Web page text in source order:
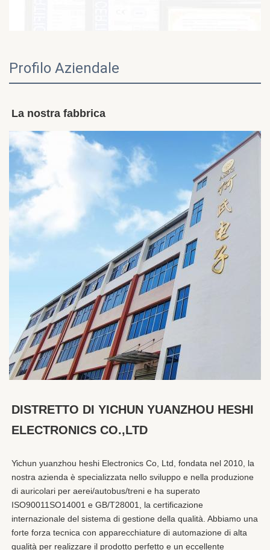
Profilo Aziendale
La nostra fabbrica
DISTRETTO DI YICHUN YUANZHOU HESHI
ELECTRONICS CO.,LTD
Yichun yuanzhou heshi Electronics Co, Ltd, fondata nel 2010, la
nostra azienda è specializzata nello sviluppo e nella produzione
di auricolari per aerei/autobus/treni e ha superato
ISO90011SO14001 e GB/T28001, la certificazione
internazionale del sistema di gestione della qualità. Abbiamo una
forte forza tecnica con apparecchiature di automazione di alta
qualità per realizzare il prodotto perfetto e un eccellente